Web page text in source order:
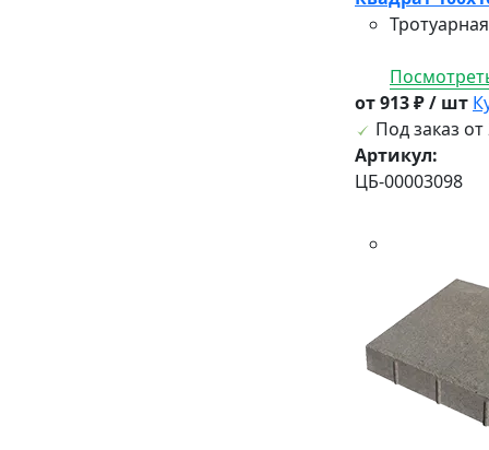
от 913 ₽ / шт
Под заказ от
Артикул:
ЦБ-00003098